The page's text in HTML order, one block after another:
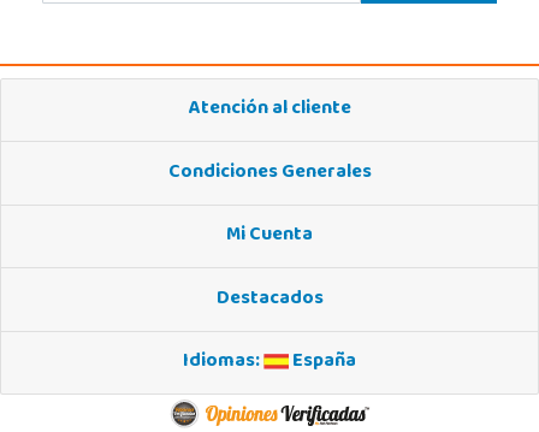
Atención al cliente
Condiciones Generales
Mi Cuenta
Destacados
Idiomas:
España